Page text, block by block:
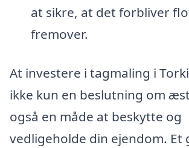
at sikre, at det forbliver
fremover.
At investere i tagmaling i
ikke kun en beslutning om
også en måde at beskytte og
vedligeholde din ejendom. Et